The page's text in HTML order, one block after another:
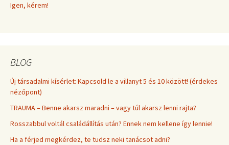
Igen, kérem!
BLOG
Új társadalmi kísérlet: Kapcsold le a villanyt 5 és 10 között! (érdekes
nézőpont)
TRAUMA – Benne akarsz maradni – vagy túl akarsz lenni rajta?
Rosszabbul voltál családállítás után? Ennek nem kellene így lennie!
Ha a férjed megkérdez, te tudsz neki tanácsot adni?